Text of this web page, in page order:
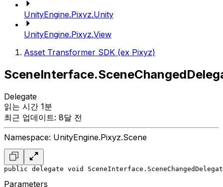
UnityEngine.Pixyz.Unity
UnityEngine.Pixyz.View
Asset Transformer SDK (ex Pixyz)
Delegate
읽는 시간 1분
최근 업데이트: 8달 전
Namespace: UnityEngine.Pixyz.Scene
public delegate void
Parameters